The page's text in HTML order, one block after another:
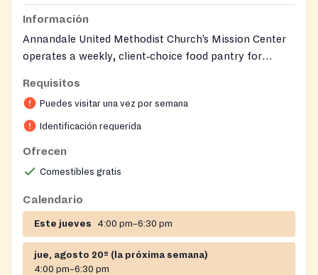
Información
Annandale United Methodist Church’s Mission Center
operates a weekly, client‑choice food pantry for
including fresh produce, milk, bread, and shelf‑stable
items, plus monthly distributions of diapers, personal
hygiene items, and a children’s clothing closet.
Requisitos
Puedes visitar una vez por semana
Identificación requerida
Ofrecen
Comestibles gratis
Calendario
Este jueves 4:00 pm–6:30 pm
jue, agosto 20º (la próxima semana)
4:00 pm–6:30 pm